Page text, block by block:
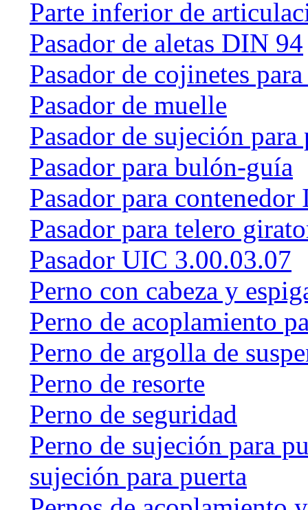
Parte inferior de
Pasador de aletas DIN 94
Pasador de cojinetes
Pasador de muelle
Pasador de sujeción para
Pasador para bulón-guía
Pasador para
Pasador para telero
Pasador UIC 3.00.03.07
Perno con cabeza y
Perno de acoplamiento
Perno de argolla de
Perno de resorte
Perno de seguridad
Perno de sujeción para
sujeción para puerta